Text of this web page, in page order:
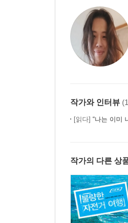
작가와 인터뷰
[읽다] “나는 이미 나
작가의 다른 상